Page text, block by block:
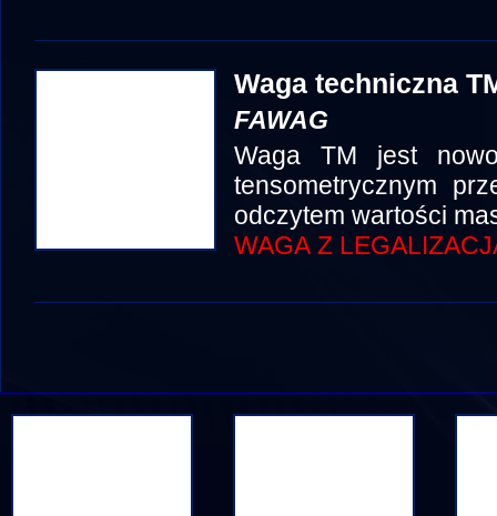
Waga techniczna
FAWAG
Waga TM jest
tensometrycznym
odczytem wartości
WAGA Z